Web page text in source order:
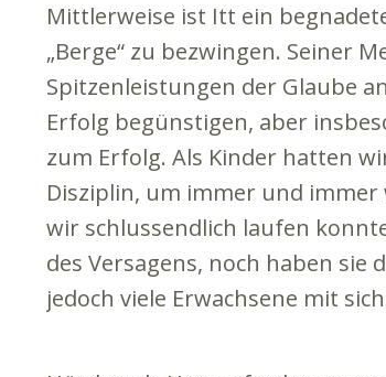
Mittlerweise ist Itt ein
„Berge“ zu bezwingen. Seiner
Spitzenleistungen der Glaube
Erfolg begünstigen, aber
zum Erfolg. Als Kinder hatten
Disziplin, um immer und
wir schlussendlich laufen
des Versagens, noch haben sie
jedoch viele Erwachsene mit